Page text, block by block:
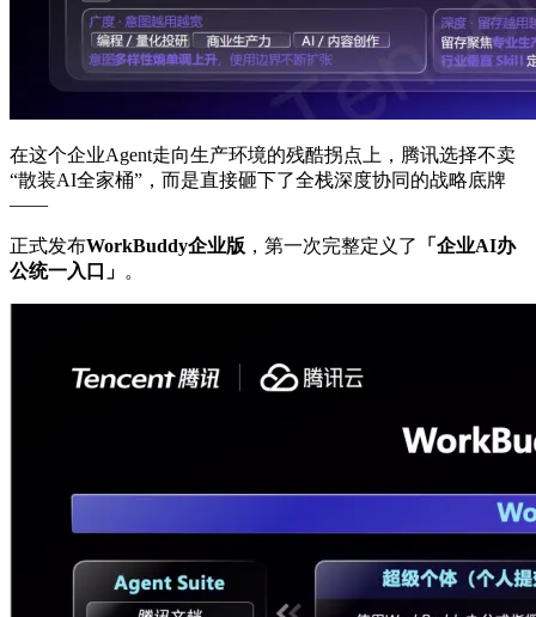
在这个企业Agent走向生产环境的残酷拐点上，腾讯选择不卖
“散装AI全家桶”，而是直接砸下了全栈深度协同的战略底牌
——
正式发布WorkBuddy企业版 ，第一次完整定义了
「企业AI办
公统一入口」 。